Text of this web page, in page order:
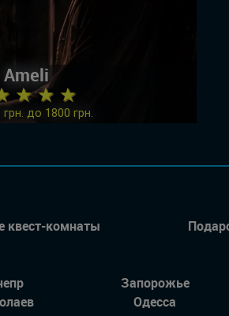
Ameli
★ ★ ★
до 1800 грн.
квест-комнаты
Запорожье
Одесса